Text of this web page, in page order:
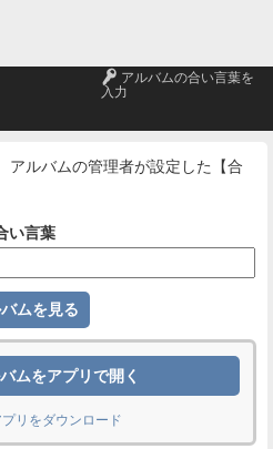
🔑 アルバムの合い言葉を
入力
アルバムの管理者が設定した【合
い言葉
ムをアプリで開く
リをダウンロード